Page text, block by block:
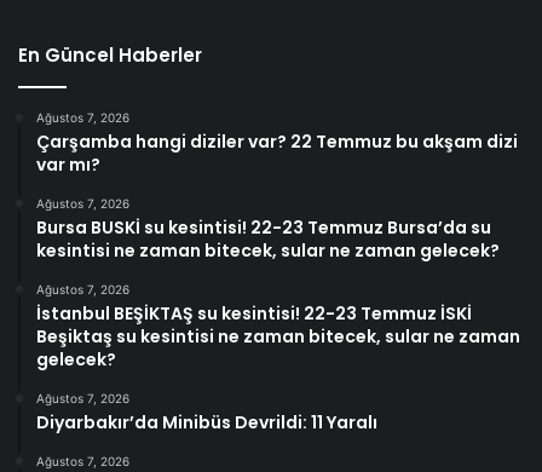
En Güncel Haberler
Ağustos 7, 2026
Çarşamba hangi diziler var? 22 Temmuz bu akşam dizi
var mı?
Ağustos 7, 2026
Bursa BUSKİ su kesintisi! 22-23 Temmuz Bursa’da su
kesintisi ne zaman bitecek, sular ne zaman gelecek?
Ağustos 7, 2026
İstanbul BEŞİKTAŞ su kesintisi! 22-23 Temmuz İSKİ
Beşiktaş su kesintisi ne zaman bitecek, sular ne zaman
gelecek?
Ağustos 7, 2026
Diyarbakır’da Minibüs Devrildi: 11 Yaralı
Ağustos 7, 2026